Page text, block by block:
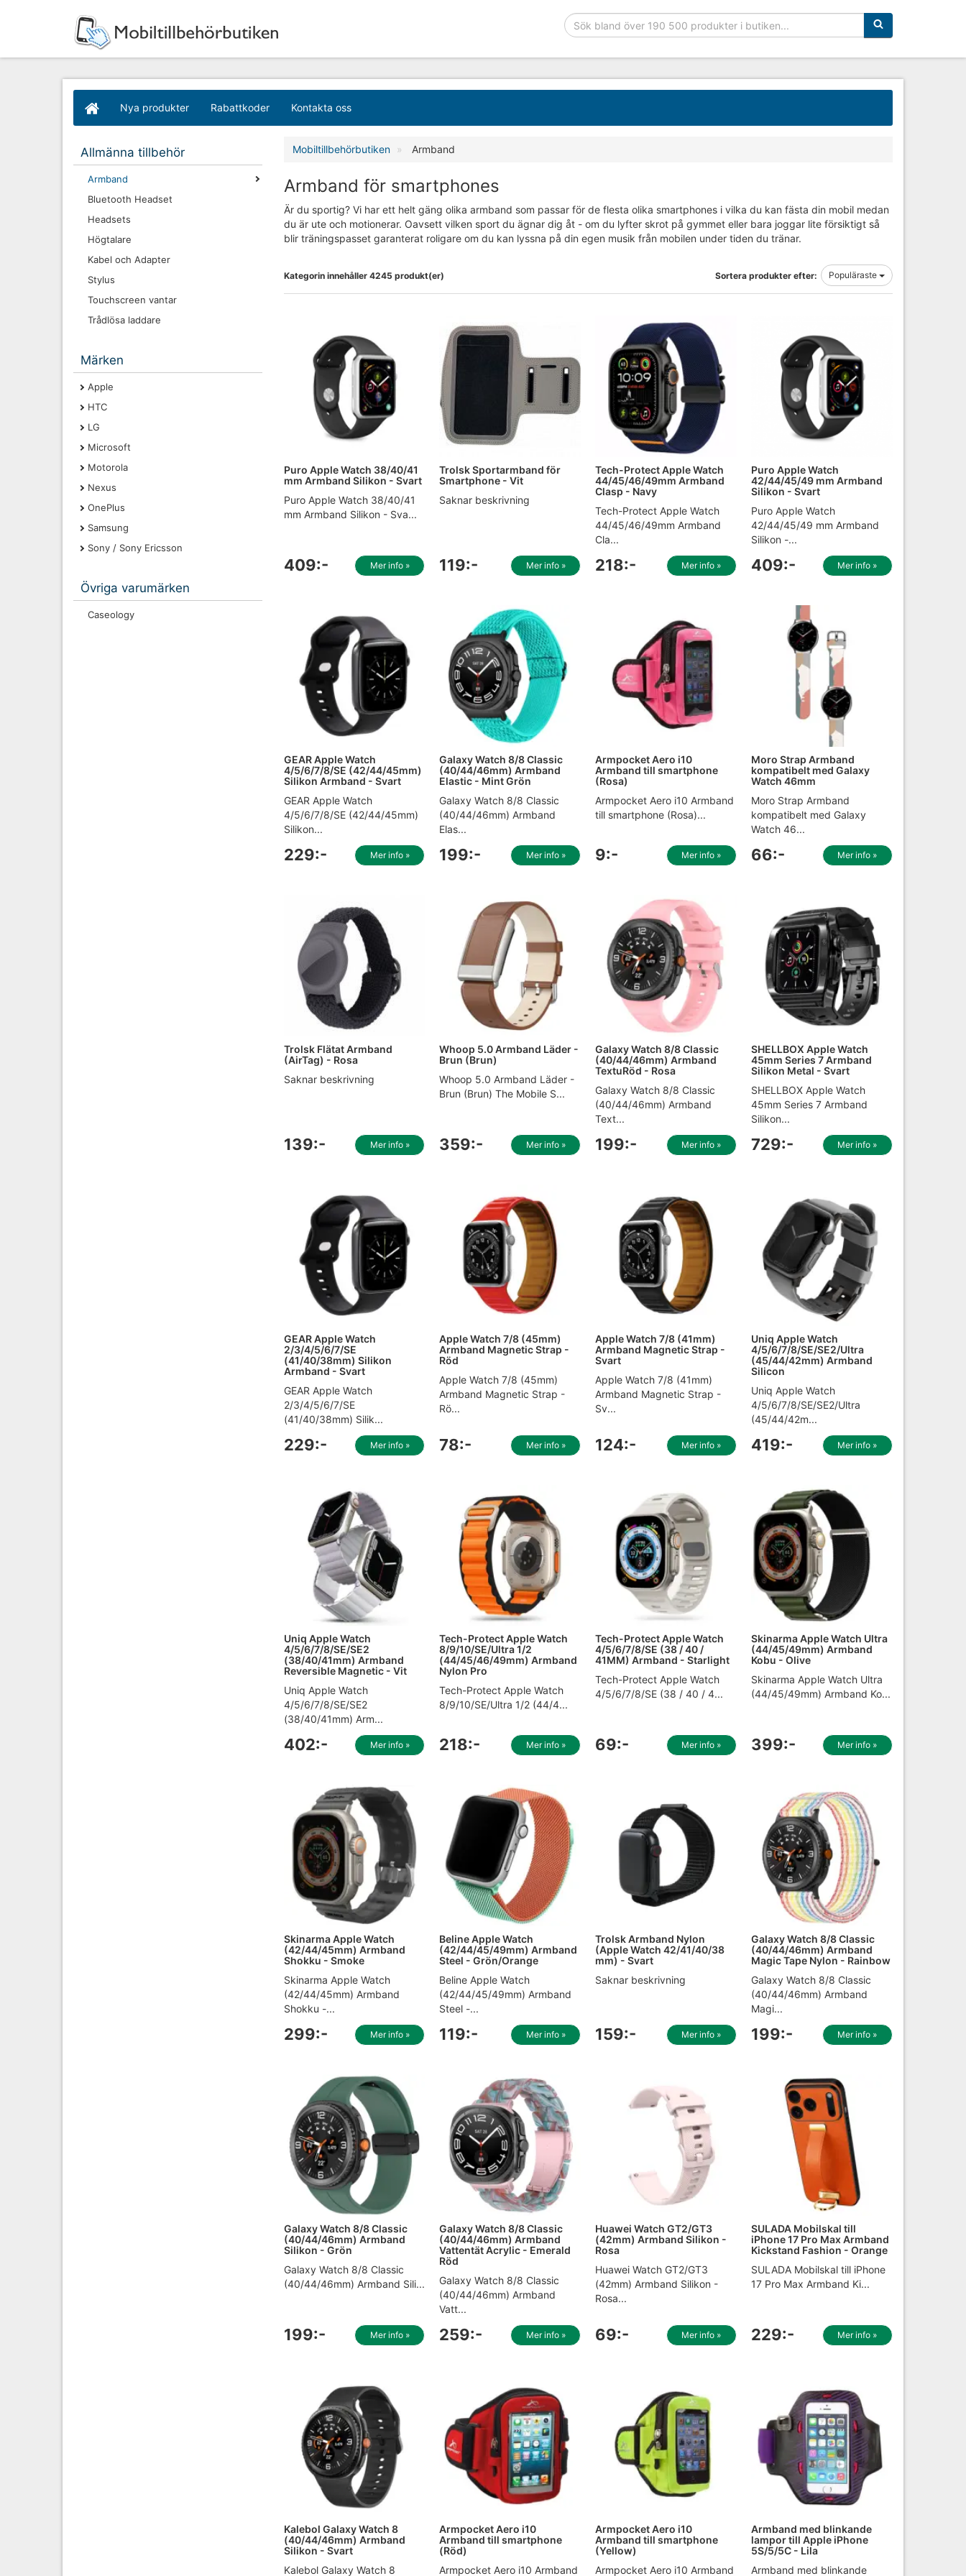
Sökfras:
Nya produkter Rabattkoder Kontakta oss
Allmänna tillbehör
Armband
Bluetooth Headset
Headsets
Högtalare
Kabel och Adapter
Stylus
Touchscreen vantar
Trådlösa laddare
Märken
Apple
HTC
LG
Microsoft
Motorola
Nexus
OnePlus
Samsung
Sony / Sony Ericsson
Övriga varumärken
Caseology
Mobiltillbehörbutiken Armband
Armband för smartphones
Är du sportig? Vi har ett helt gäng olika armband som passar för de flesta olika smartphones i vilka du kan fästa din mobil medan
du är ute och motionerar. Oavsett vilken sport du ägnar dig åt - om du lyfter skrot på gymmet eller bara joggar lite försiktigt så
blir träningspasset garanterat roligare om du kan lyssna på din egen musik från mobilen under tiden du tränar.
Kategorin innehåller 4245 produkt(er) Sortera produkter efter: Populäraste
Puro Apple Watch 38/40/41
mm Armband Silikon - Svart
Puro Apple Watch 38/40/41
mm Armband Silikon - Sva...
409:- Mer info »
Trolsk Sportarmband för
Smartphone - Vit
Saknar beskrivning
119:- Mer info »
Tech-Protect Apple Watch
44/45/46/49mm Armband
Clasp - Navy
Tech-Protect Apple Watch
44/45/46/49mm Armband
Cla...
218:- Mer info »
Puro Apple Watch
42/44/45/49 mm Armband
Silikon - Svart
Puro Apple Watch
42/44/45/49 mm Armband
Silikon -...
409:- Mer info »
GEAR Apple Watch
4/5/6/7/8/SE (42/44/45mm)
Silikon Armband - Svart
GEAR Apple Watch
4/5/6/7/8/SE (42/44/45mm)
Silikon...
229:- Mer info »
Galaxy Watch 8/8 Classic
(40/44/46mm) Armband
Elastic - Mint Grön
Galaxy Watch 8/8 Classic
(40/44/46mm) Armband
Elas...
199:- Mer info »
Armpocket Aero i10
Armband till smartphone
(Rosa)
Armpocket Aero i10 Armband
till smartphone (Rosa)...
9:- Mer info »
Moro Strap Armband
kompatibelt med Galaxy
Watch 46mm
Moro Strap Armband
kompatibelt med Galaxy
Watch 46...
66:- Mer info »
Trolsk Flätat Armband
(AirTag) - Rosa
Saknar beskrivning
139:- Mer info »
Whoop 5.0 Armband Läder -
Brun (Brun)
Whoop 5.0 Armband Läder -
Brun (Brun) The Mobile S...
359:- Mer info »
Galaxy Watch 8/8 Classic
(40/44/46mm) Armband
TextuRöd - Rosa
Galaxy Watch 8/8 Classic
(40/44/46mm) Armband
Text...
199:- Mer info »
SHELLBOX Apple Watch
45mm Series 7 Armband
Silikon Metal - Svart
SHELLBOX Apple Watch
45mm Series 7 Armband
Silikon...
729:- Mer info »
GEAR Apple Watch
2/3/4/5/6/7/SE
(41/40/38mm) Silikon
Armband - Svart
GEAR Apple Watch
2/3/4/5/6/7/SE
(41/40/38mm) Silik...
229:- Mer info »
Apple Watch 7/8 (45mm)
Armband Magnetic Strap -
Röd
Apple Watch 7/8 (45mm)
Armband Magnetic Strap -
Rö...
78:- Mer info »
Apple Watch 7/8 (41mm)
Armband Magnetic Strap -
Svart
Apple Watch 7/8 (41mm)
Armband Magnetic Strap -
Sv...
124:- Mer info »
Uniq Apple Watch
4/5/6/7/8/SE/SE2/Ultra
(45/44/42mm) Armband
Silicon
Uniq Apple Watch
4/5/6/7/8/SE/SE2/Ultra
(45/44/42m...
419:- Mer info »
Uniq Apple Watch
4/5/6/7/8/SE/SE2
(38/40/41mm) Armband
Reversible Magnetic - Vit
Uniq Apple Watch
4/5/6/7/8/SE/SE2
(38/40/41mm) Arm...
402:- Mer info »
Tech-Protect Apple Watch
8/9/10/SE/Ultra 1/2
(44/45/46/49mm) Armband
Nylon Pro
Tech-Protect Apple Watch
8/9/10/SE/Ultra 1/2 (44/4...
218:- Mer info »
Tech-Protect Apple Watch
4/5/6/7/8/SE (38 / 40 /
41MM) Armband - Starlight
Tech-Protect Apple Watch
4/5/6/7/8/SE (38 / 40 / 4...
69:- Mer info »
Skinarma Apple Watch Ultra
(44/45/49mm) Armband
Kobu - Olive
Skinarma Apple Watch Ultra
(44/45/49mm) Armband Ko...
399:- Mer info »
Skinarma Apple Watch
(42/44/45mm) Armband
Shokku - Smoke
Skinarma Apple Watch
(42/44/45mm) Armband
Shokku -...
299:- Mer info »
Beline Apple Watch
(42/44/45/49mm) Armband
Steel - Grön/Orange
Beline Apple Watch
(42/44/45/49mm) Armband
Steel -...
119:- Mer info »
Trolsk Armband Nylon
(Apple Watch 42/41/40/38
mm) - Svart
Saknar beskrivning
159:- Mer info »
Galaxy Watch 8/8 Classic
(40/44/46mm) Armband
Magic Tape Nylon - Rainbow
Galaxy Watch 8/8 Classic
(40/44/46mm) Armband
Magi...
199:- Mer info »
Galaxy Watch 8/8 Classic
(40/44/46mm) Armband
Silikon - Grön
Galaxy Watch 8/8 Classic
(40/44/46mm) Armband Sili...
199:- Mer info »
Galaxy Watch 8/8 Classic
(40/44/46mm) Armband
Vattentät Acrylic - Emerald
Röd
Galaxy Watch 8/8 Classic
(40/44/46mm) Armband
Vatt...
259:- Mer info »
Huawei Watch GT2/GT3
(42mm) Armband Silikon -
Rosa
Huawei Watch GT2/GT3
(42mm) Armband Silikon -
Rosa...
69:- Mer info »
SULADA Mobilskal till
iPhone 17 Pro Max Armband
Kickstand Fashion - Orange
SULADA Mobilskal till iPhone
17 Pro Max Armband Ki...
229:- Mer info »
Kalebol Galaxy Watch 8
(40/44/46mm) Armband
Silikon - Svart
Kalebol Galaxy Watch 8
Armpocket Aero i10
Armband till smartphone
(Röd)
Armpocket Aero i10 Armband
Armpocket Aero i10
Armband till smartphone
(Yellow)
Armpocket Aero i10 Armband
Armband med blinkande
lampor till Apple iPhone
5S/5/5C - Lila
Armband med blinkande